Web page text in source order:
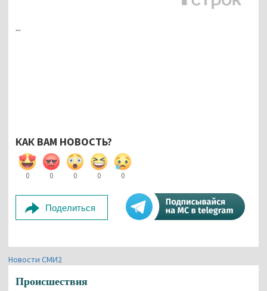
...
КАК ВАМ НОВОСТЬ?
0 0 0 0 0
Поделиться
Новости СМИ2
Происшествия